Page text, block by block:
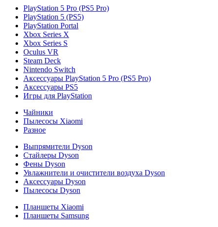
PlayStation 5 Pro (PS5 Pro)
PlayStation 5 (PS5)
PlayStation Portal
Xbox Series X
Xbox Series S
Oculus VR
Steam Deck
Nintendo Switch
Аксессуары PlayStation 5 Pro (PS5 Pro)
Аксессуары PS5
Игры для PlayStation
Чайники
Пылесосы Xiaomi
Разное
Выпрямители Dyson
Стайлеры Dyson
Фены Dyson
Увлажнители и очистители воздуха Dyson
Аксессуары Dyson
Пылесосы Dyson
Планшеты Xiaomi
Планшеты Samsung